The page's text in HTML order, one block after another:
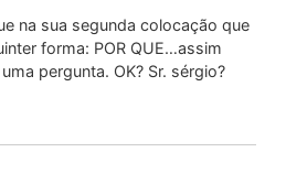
na sua segunda colocação que
forma: POR QUE…assim
pergunta. OK? Sr. sérgio?